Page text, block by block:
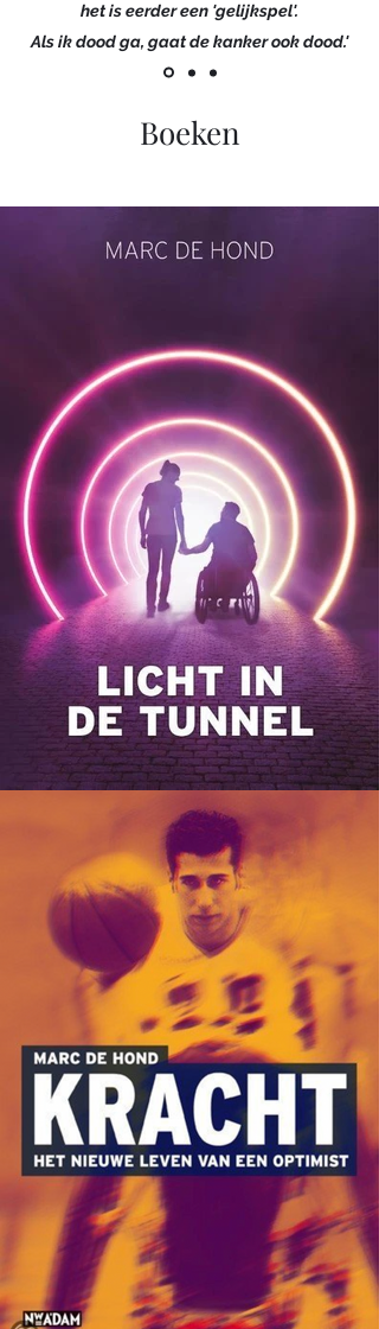
het is eerder een 'gelijkspel'.
Als ik dood ga, gaat de kanker ook dood.'
Boeken